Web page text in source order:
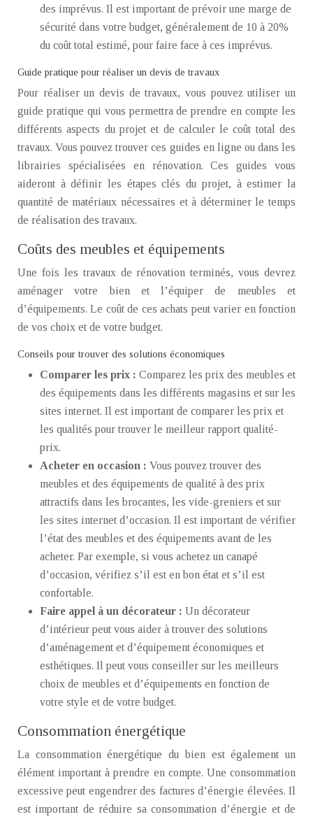
des imprévus. Il est important de prévoir une marge de
sécurité dans votre budget, généralement de 10 à 20%
du coût total estimé, pour faire face à ces imprévus.
Guide pratique pour réaliser un devis de travaux
Pour réaliser un devis de travaux, vous pouvez utiliser un
guide pratique qui vous permettra de prendre en compte les
différents aspects du projet et de calculer le coût total des
travaux. Vous pouvez trouver ces guides en ligne ou dans les
librairies spécialisées en rénovation. Ces guides vous
aideront à définir les étapes clés du projet, à estimer la
quantité de matériaux nécessaires et à déterminer le temps
de réalisation des travaux.
Coûts des meubles et équipements
Une fois les travaux de rénovation terminés, vous devrez
aménager votre bien et l’équiper de meubles et
d’équipements. Le coût de ces achats peut varier en fonction
de vos choix et de votre budget.
Conseils pour trouver des solutions économiques
Comparer les prix : Comparez les prix des meubles et
des équipements dans les différents magasins et sur les
sites internet. Il est important de comparer les prix et
les qualités pour trouver le meilleur rapport qualité-
prix.
Acheter en occasion : Vous pouvez trouver des
meubles et des équipements de qualité à des prix
attractifs dans les brocantes, les vide-greniers et sur
les sites internet d’occasion. Il est important de vérifier
l’état des meubles et des équipements avant de les
acheter. Par exemple, si vous achetez un canapé
d’occasion, vérifiez s’il est en bon état et s’il est
confortable.
Faire appel à un décorateur : Un décorateur
d’intérieur peut vous aider à trouver des solutions
d’aménagement et d’équipement économiques et
esthétiques. Il peut vous conseiller sur les meilleurs
choix de meubles et d’équipements en fonction de
votre style et de votre budget.
Consommation énergétique
La consommation énergétique du bien est également un
élément important à prendre en compte. Une consommation
excessive peut engendrer des factures d’énergie élevées. Il
est important de réduire sa consommation d’énergie et de